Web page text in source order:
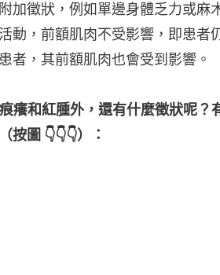
加徵狀，例如單邊身體乏力或麻
動，前額肌肉不受影響，即患者
者，其前額肌肉也會受到影響。
癢和紅腫外，還有什麼徵狀呢？
按圖 👇👇👇）：